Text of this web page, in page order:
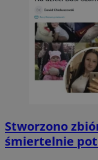
Stworzono
śmiertelnie